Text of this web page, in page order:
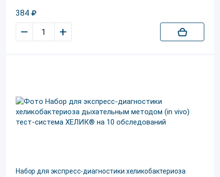
384
– +
Набор для экспресс-диагностики хеликобактериоза